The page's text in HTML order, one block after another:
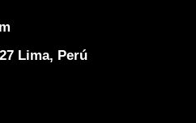
Lima, Perú